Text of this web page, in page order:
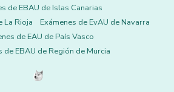
de EBAU de Islas Canarias
La Rioja
Exámenes de EvAU de Navarra
de EAU de País Vasco
de EBAU de Región de Murcia